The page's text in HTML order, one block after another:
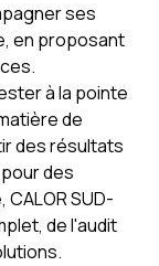
ses
en proposant
à la pointe
de
des résultats
des
SUD-
de l'audit